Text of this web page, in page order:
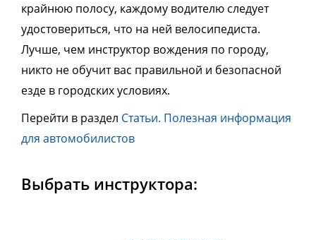
крайнюю полосу, каждому водителю следует
удостовериться, что на ней велосипедиста.
Лучше, чем инструктор вождения по городу,
никто не обучит вас правильной и безопасной
езде в городских условиях.
Перейти в раздел Статьи. Полезная информация
для автомобилистов
Выбрать инструктора: